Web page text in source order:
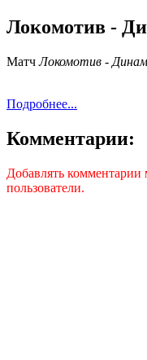
Локомотив -
МатчЛокомотив -
Подробнее...
Комментарии:
Добавлять комментарии
пользователи.